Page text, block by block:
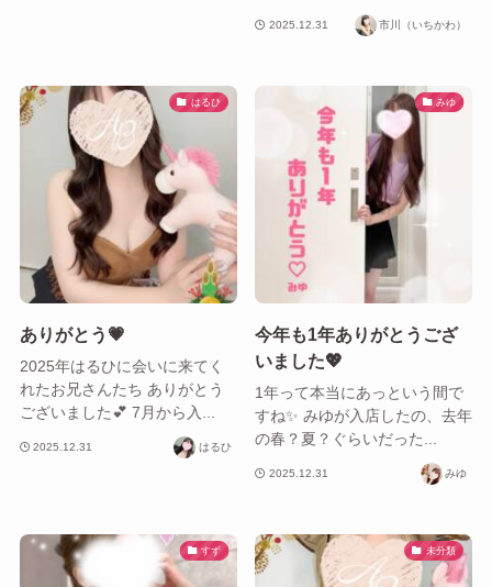
2025.12.31 市川（いちかわ）
はるひ
ありがとう💗
2025年はるひに会いに来てく
れたお兄さんたち ありがとう
ございました💕 7月から入...
2025.12.31 はるひ
みゆ
今年も1年ありがとうござ
いました💖
1年って本当にあっという間で
すね✨ みゆが入店したの、去年
の春？夏？ぐらいだった...
2025.12.31 みゆ
すず 未分類